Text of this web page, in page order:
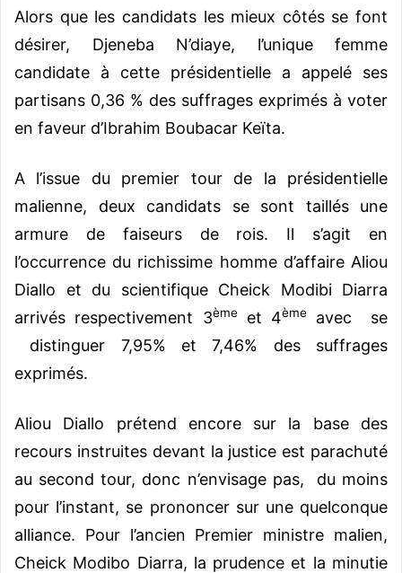
Alors que les candidats les mieux côtés se font
désirer, Djeneba N’diaye, l’unique femme
candidate à cette présidentielle a appelé ses
partisans 0,36 % des suffrages exprimés à voter
en faveur d’Ibrahim Boubacar Keïta.
A l’issue du premier tour de la présidentielle
malienne, deux candidats se sont taillés une
armure de faiseurs de rois. Il s’agit en
l’occurrence du richissime homme d’affaire Aliou
Diallo et du scientifique Cheick Modibi Diarra
arrivés respectivement 3èmeet 4ème
avec se
distinguer 7,95% et 7,46% des suffrages
exprimés.
Aliou Diallo prétend encore sur la base des
recours instruites devant la justice est parachuté
au second tour, donc n’envisage pas, du moins
pour l’instant, se prononcer sur une quelconque
alliance. Pour l’ancien Premier ministre malien,
Cheick Modibo Diarra, la prudence et la minutie